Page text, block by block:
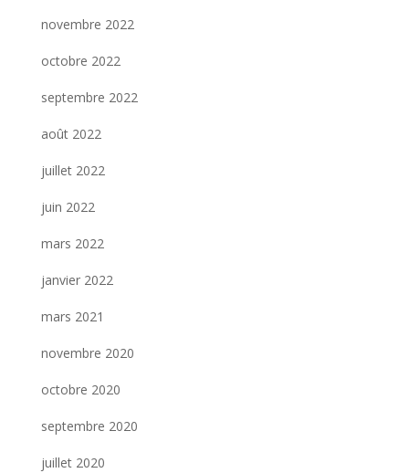
novembre 2022
octobre 2022
septembre 2022
août 2022
juillet 2022
juin 2022
mars 2022
janvier 2022
mars 2021
novembre 2020
octobre 2020
septembre 2020
juillet 2020